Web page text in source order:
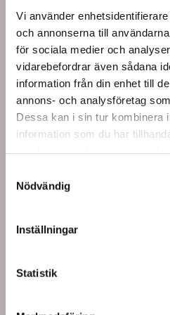
Vi använder
och annonserna till
för sociala medier och
vidarebefordrar även sådana
information från din enhet till
annons- och analysföretag
Dessa kan i sin tur kombinera
information som du har
Nödvändig
Inställningar
Statistik
Vi är specialiserade på
dig med allt från att byta ut
modernt och stilrent kök eller en
traditionell stil, så har vi
När du anlitar oss för din
på dina önskemål och idéer för